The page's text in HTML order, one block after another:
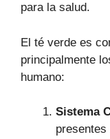
para la salud.
El té verde es
principalmente
humano:
Sistema